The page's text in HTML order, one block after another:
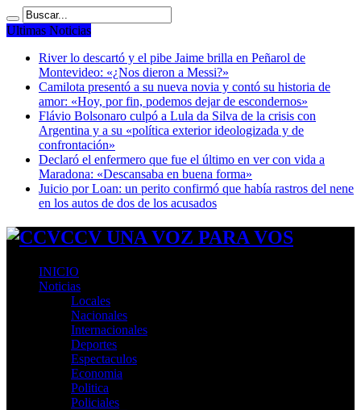
Ultimas Noticias
River lo descartó y el pibe Jaime brilla en Peñarol de
Montevideo: «¿Nos dieron a Messi?»
Camilota presentó a su nueva novia y contó su historia de
amor: «Hoy, por fin, podemos dejar de escondernos»
Flávio Bolsonaro culpó a Lula da Silva de la crisis con
Argentina y a su «política exterior ideologizada y de
confrontación»
Declaró el enfermero que fue el último en ver con vida a
Maradona: «Descansaba en buena forma»
Juicio por Loan: un perito confirmó que había rastros del nene
en los autos de dos de los acusados
CCV UNA VOZ PARA VOS
INICIO
Noticias
Locales
Nacionales
Internacionales
Deportes
Espectaculos
Economia
Politica
Policiales